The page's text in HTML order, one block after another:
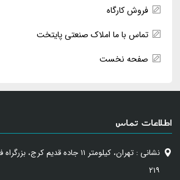
فروش کارگاه
تماس با ما املاک صنعتی پایتخت
صفحه نخست
اطلاعات تماس
نشانی : تهران، کیلومتر ۱۱ جاده
۲۱۹